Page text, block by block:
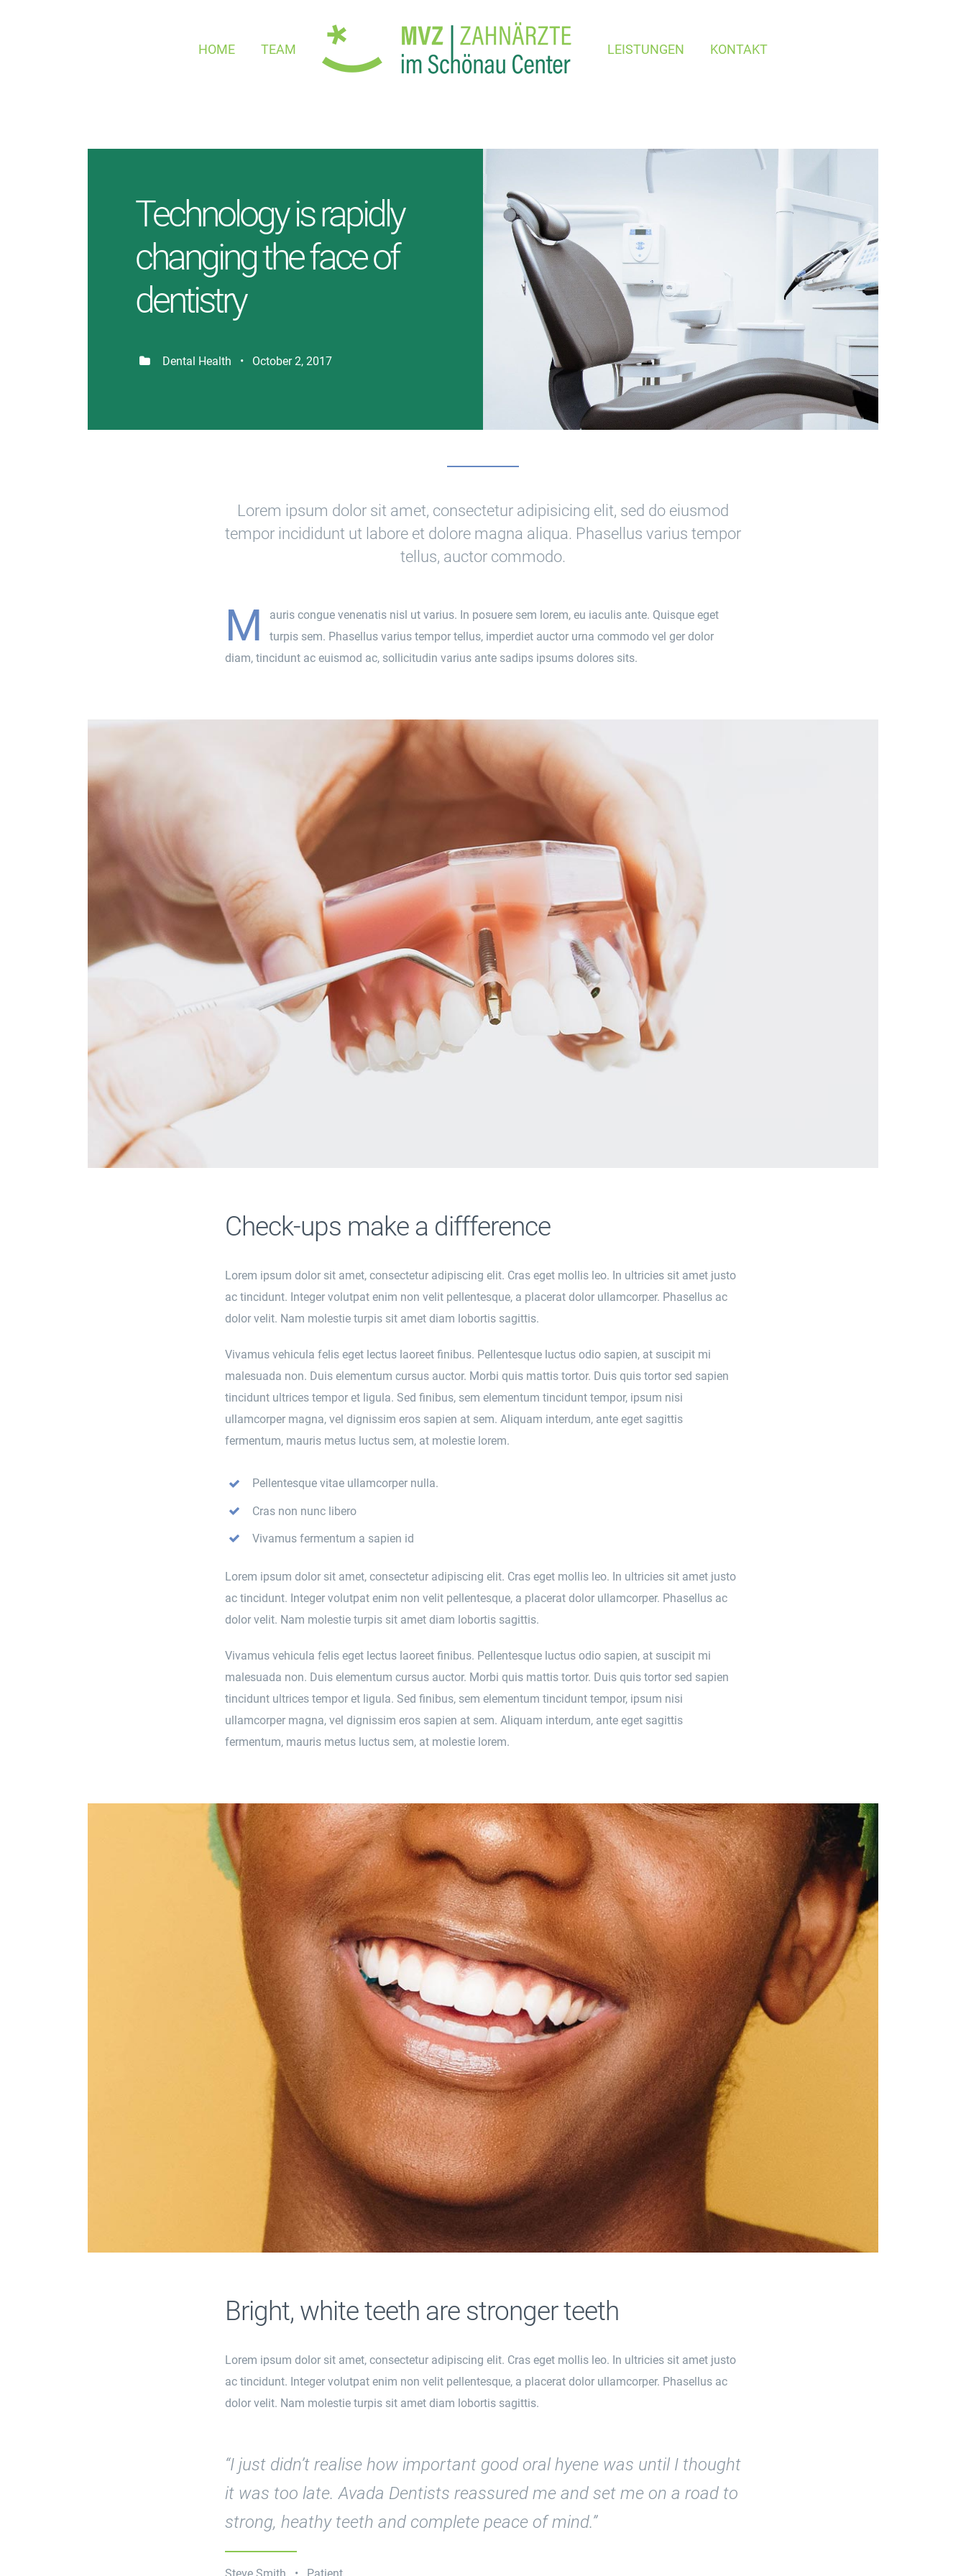
HOME TEAM LEISTUNGEN KONTAKT
Technology is rapidly
changing the face of
dentistry
Dental Health • October 2, 2017
Lorem ipsum dolor sit amet, consectetur adipisicing elit, sed do eiusmod
tempor incididunt ut labore et dolore magna aliqua. Phasellus varius tempor
tellus, auctor commodo.
M
auris congue venenatis nisl ut varius. In posuere sem lorem, eu iaculis ante. Quisque eget
turpis sem. Phasellus varius tempor tellus, imperdiet auctor urna commodo vel ger dolor
diam, tincidunt ac euismod ac, sollicitudin varius ante sadips ipsums dolores sits.
Check-ups make a diffference
Lorem ipsum dolor sit amet, consectetur adipiscing elit. Cras eget mollis leo. In ultricies sit amet justo
ac tincidunt. Integer volutpat enim non velit pellentesque, a placerat dolor ullamcorper. Phasellus ac
dolor velit. Nam molestie turpis sit amet diam lobortis sagittis.
Vivamus vehicula felis eget lectus laoreet finibus. Pellentesque luctus odio sapien, at suscipit mi
malesuada non. Duis elementum cursus auctor. Morbi quis mattis tortor. Duis quis tortor sed sapien
tincidunt ultrices tempor et ligula. Sed finibus, sem elementum tincidunt tempor, ipsum nisi
ullamcorper magna, vel dignissim eros sapien at sem. Aliquam interdum, ante eget sagittis
fermentum, mauris metus luctus sem, at molestie lorem.
Pellentesque vitae ullamcorper nulla.
Cras non nunc libero
Vivamus fermentum a sapien id
Lorem ipsum dolor sit amet, consectetur adipiscing elit. Cras eget mollis leo. In ultricies sit amet justo
ac tincidunt. Integer volutpat enim non velit pellentesque, a placerat dolor ullamcorper. Phasellus ac
dolor velit. Nam molestie turpis sit amet diam lobortis sagittis.
Vivamus vehicula felis eget lectus laoreet finibus. Pellentesque luctus odio sapien, at suscipit mi
malesuada non. Duis elementum cursus auctor. Morbi quis mattis tortor. Duis quis tortor sed sapien
tincidunt ultrices tempor et ligula. Sed finibus, sem elementum tincidunt tempor, ipsum nisi
ullamcorper magna, vel dignissim eros sapien at sem. Aliquam interdum, ante eget sagittis
fermentum, mauris metus luctus sem, at molestie lorem.
Bright, white teeth are stronger teeth
Lorem ipsum dolor sit amet, consectetur adipiscing elit. Cras eget mollis leo. In ultricies sit amet justo
ac tincidunt. Integer volutpat enim non velit pellentesque, a placerat dolor ullamcorper. Phasellus ac
dolor velit. Nam molestie turpis sit amet diam lobortis sagittis.
“I just didn’t realise how important good oral hyene was until I thought
it was too late. Avada Dentists reassured me and set me on a road to
strong, heathy teeth and complete peace of mind.”